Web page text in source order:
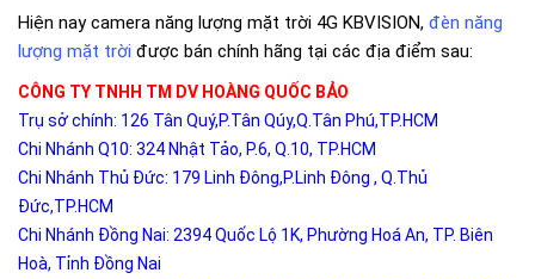
Hiện nay camera năng lượng mặt trời 4G KBVISION, đèn năng
lượng mặt trời được bán chính hãng tại các địa điểm sau:
CÔNG TY TNHH TM DV HOÀNG QUỐC BẢO
Trụ sở chính: 126 Tân Quý,P.Tân Qúy,Q.Tân Phú,TP.HCM
Chi Nhánh Q10: 324 Nhật Tảo, P.6, Q.10, TP.HCM
Chi Nhánh Thủ Đức: 179 Linh Đông,P.Linh Đông , Q.Thủ
Đức,TP.HCM
Chi Nhánh Đồng Nai: 2394 Quốc Lộ 1K, Phường Hoá An, TP. Biên
Hoà, Tỉnh Đồng Nai